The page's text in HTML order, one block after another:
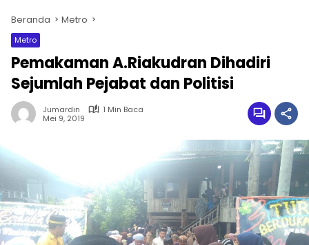
Beranda Metro
Metro
Pemakaman A.Riakudran Dihadiri
Sejumlah Pejabat dan Politisi
Jumardin
1 Min Baca
Mei 9, 2019